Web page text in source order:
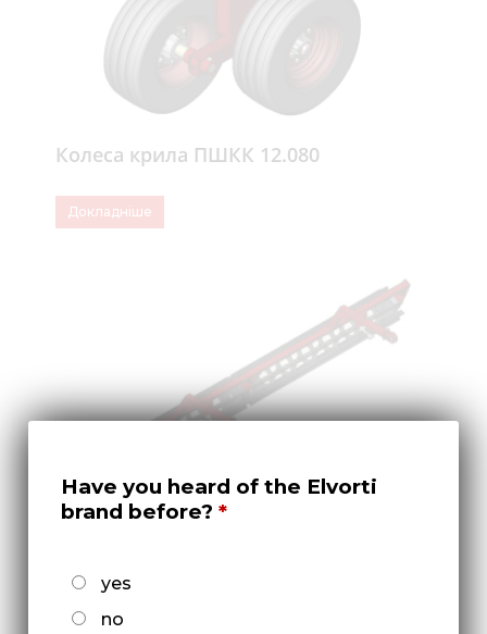
Колеса крила ПШКК 12.080
Докладніше
Докладніше
Have you heard of the Elvorti
brand before?
yes
no